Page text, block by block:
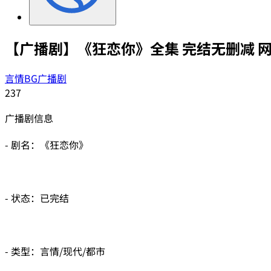
【广播剧】《狂恋你》全集 完结无删减
言情BG广播剧
237
广播剧信息
- 剧名：《狂恋你》
- 状态：已完结
- 类型：言情/现代/都市